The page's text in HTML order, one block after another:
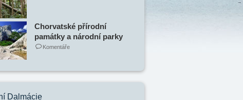
Chorvatské přírodní
památky a národní parky
Komentáře
Dalmácie